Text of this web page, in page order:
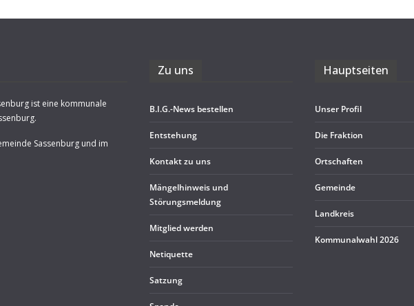
ist eine kommunale
Sassenburg und im
Zu uns
B.I.G.-News bestel­len
Ent­ste­hung
Kon­takt zu uns
Män­gel­hin­weis und
Störungsmeldung
Mit­glied werden
Neti­quette
Sat­zung
Haupt­sei­ten
Unser Pro­fil
Die Frak­tion
Ort­schaf­ten
Gemeinde
Land­kreis
Kom­mu­nal­wahl 2026